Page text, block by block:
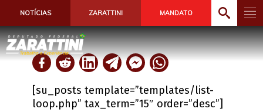
NOTÍCIAS ZARATTINI MANDATO
[su_posts template=”templates/list-
loop.php” tax_term=”15″ order=”desc”]